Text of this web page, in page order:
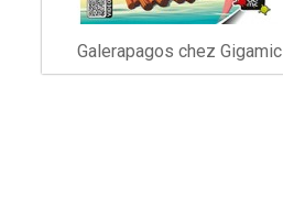
Galerapagos chez Gigamic